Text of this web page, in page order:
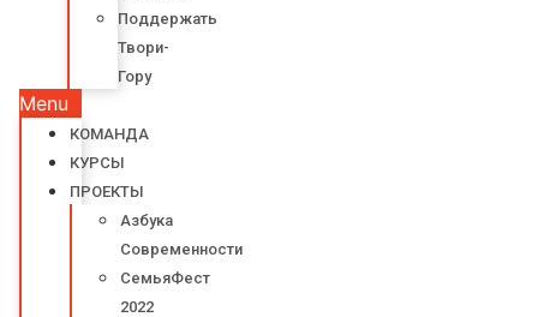
Поддержать
Твори-
Гору
Menu
КОМАНДА
КУРСЫ
ПРОЕКТЫ
Азбука
Современности
СемьяФест
2022